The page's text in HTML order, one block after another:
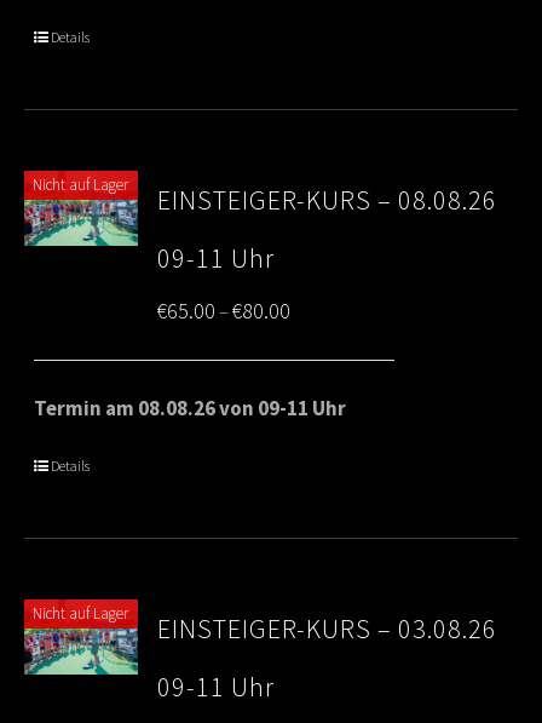
Details
Nicht auf Lager
EINSTEIGER-KURS – 08.08.26
09-11 Uhr
€65.00–€80.00
range:
€65.00
Termin am 08.08.26 von 09-11 Uhr
Details
Nicht auf Lager
EINSTEIGER-KURS – 03.08.26
09-11 Uhr